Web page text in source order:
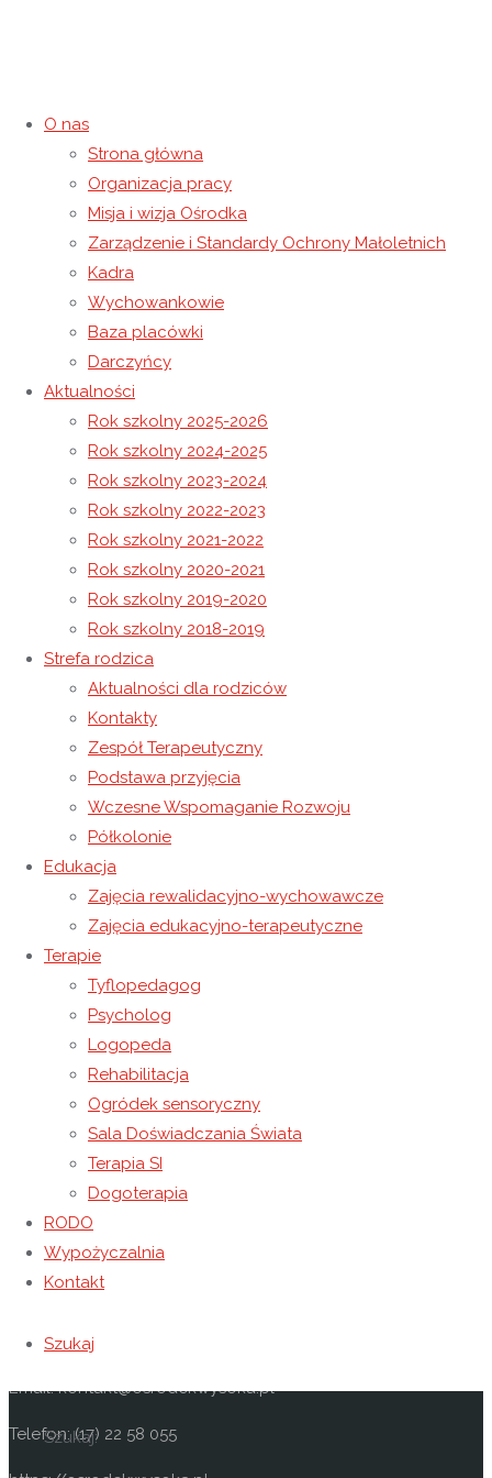
O nas
Strona główna
Organizacja pracy
Misja i wizja Ośrodka
Zarządzenie i Standardy Ochrony Małoletnich
Kadra
Wychowankowie
Baza placówki
Darczyńcy
Aktualności
Rok szkolny 2025-2026
Rok szkolny 2024-2025
Rok szkolny 2023-2024
Rok szkolny 2022-2023
Rok szkolny 2021-2022
Rok szkolny 2020-2021
Rok szkolny 2019-2020
Rok szkolny 2018-2019
Strefa rodzica
Aktualności dla rodziców
Kontakty
Zespół Terapeutyczny
Podstawa przyjęcia
Wczesne Wspomaganie Rozwoju
Półkolonie
Edukacja
Zajęcia rewalidacyjno-wychowawcze
Zajęcia edukacyjno-terapeutyczne
Terapie
Tyflopedagog
Psycholog
Logopeda
Rehabilitacja
Ogródek sensoryczny
Sala Doświadczania Świata
Terapia SI
Dogoterapia
RODO
Wypożyczalnia
Kontakt
Szukaj
Szukaj:
Świat Baśni – Wizyta w Szkole
Podstawowej w Wysokiej
13 kwietnia 20178 maja 2021
Strona główna Rok szkolny 2016-2017
w Szkole Podstawowej w Wysokiej
Konkurs Mali Wydawcy
Życzenia na Wielkanoc 2017
13 kwietnia 20178 maja 2021
Cała zgromadzona publiczność była zachwycona
umiejętnościami i profesjonalizmem aktorów wcielających
się w role bohaterów baśni, jak również przygotowanymi
strojami i dekoracjami.
Dziękujemy za zaproszenie.
Niepubliczny Ośrodek Rewalidacyjno-Wychowawczy
Caritas w Wysokiej
37-100 Łańcut
Email: kontakt@osrodekwysoka.pl
Telefon: (17) 22 58 055